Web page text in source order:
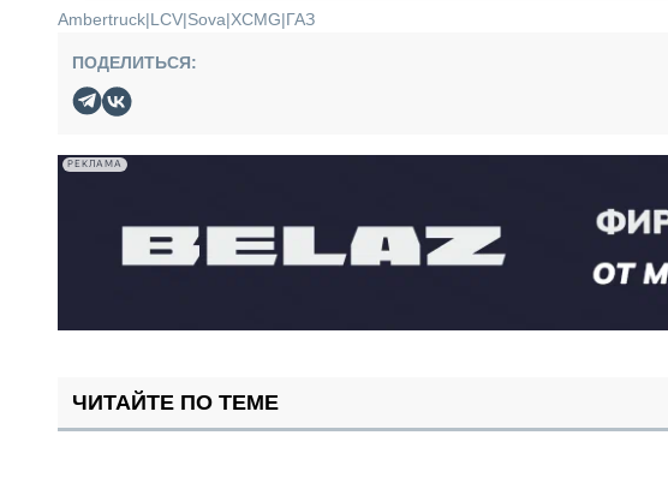
Ambertruck|LCV|Sova|XCMG|ГАЗ
ПОДЕЛИТЬСЯ:
РЕКЛАМА
ЧИТАЙТЕ ПО ТЕМЕ